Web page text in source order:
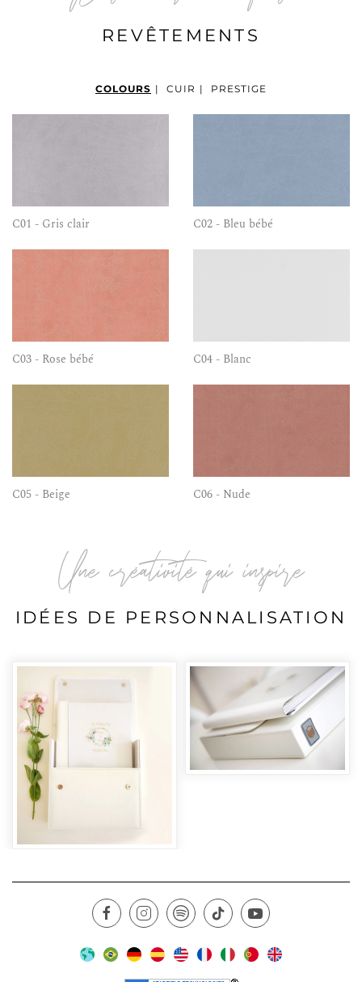
REVÊTEMENTS
COLOURS | CUIR | PRESTIGE
C01 - Gris clair C02 - Bleu bébé
C03 - Rose bébé C04 - Blanc
C05 - Beige C06 - Nude
Une créativité qui inspire
IDÉES DE PERSONNALISATION